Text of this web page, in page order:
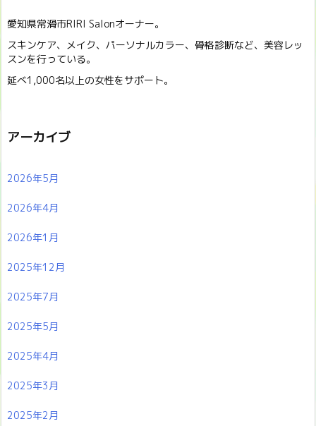
愛知県常滑市RIRI Salonオーナー。
スキンケア、メイク、パーソナルカラー、骨格診断など、美容レッ
スンを行っている。
延べ1,000名以上の女性をサポート。
アーカイブ
2026年5月
2026年4月
2026年1月
2025年12月
2025年7月
2025年5月
2025年4月
2025年3月
2025年2月